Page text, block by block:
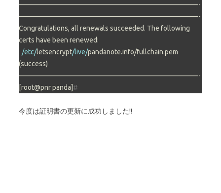
——————————————————————————-
——————————————————————————-
Congratulations, all renewals succeeded. The following
certs have been renewed:
/etc/letsencrypt/live/pandanote.info/fullchain.pem
(success)
——————————————————————————-
[root@pnr panda] #
今度は証明書の更新に成功しました!!